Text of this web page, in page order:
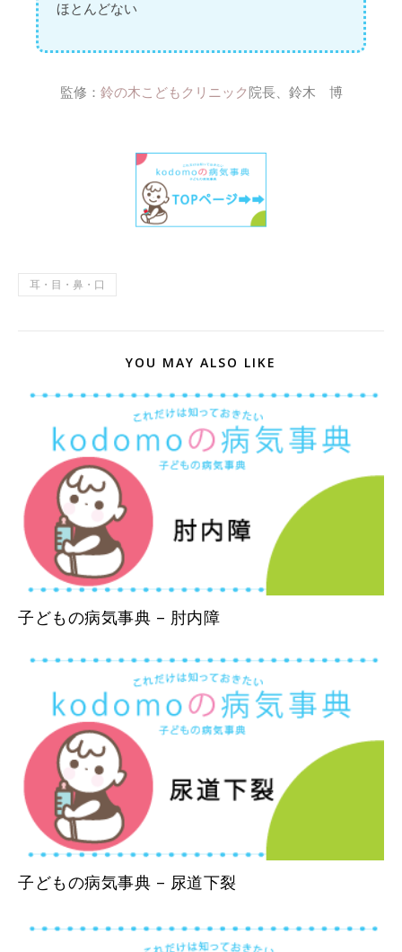
ほとんどない
監修： 鈴の木こどもクリニック 院長、鈴木 博
耳・目・鼻・口
YOU MAY ALSO LIKE
子どもの病気事典 – 肘内障
子どもの病気事典 – 尿道下裂